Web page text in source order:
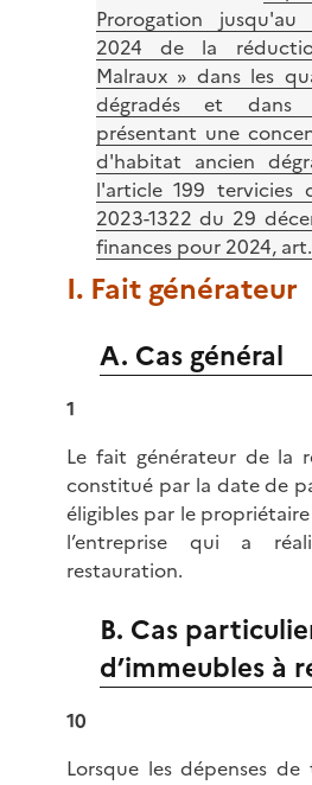
Prorogation
2024 de la
Malraux » dans les
dégradés et dans
présentant une
d'habitat ancien
l'article 199 tervicies
2023-1322 du 29
finances pour 2024,
I. Fait générateur
A. Cas général
1
Le fait générateur de la
constitué par la date de
éligibles par le
l’entreprise qui a
restauration.
B. Cas
d’immeubles à
10
Lorsque les dépenses